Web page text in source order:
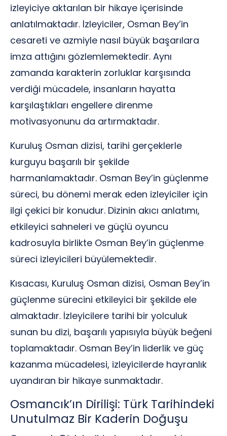
izleyiciye aktarılan bir hikaye içerisinde
anlatılmaktadır. İzleyiciler, Osman Bey’in
cesareti ve azmiyle nasıl büyük başarılara
imza attığını gözlemlemektedir. Aynı
zamanda karakterin zorluklar karşısında
verdiği mücadele, insanların hayatta
karşılaştıkları engellere direnme
motivasyonunu da artırmaktadır.
Kuruluş Osman dizisi, tarihi gerçeklerle
kurguyu başarılı bir şekilde
harmanlamaktadır. Osman Bey’in güçlenme
süreci, bu dönemi merak eden izleyiciler için
ilgi çekici bir konudur. Dizinin akıcı anlatımı,
etkileyici sahneleri ve güçlü oyuncu
kadrosuyla birlikte Osman Bey’in güçlenme
süreci izleyicileri büyülemektedir.
Kısacası, Kuruluş Osman dizisi, Osman Bey’in
güçlenme sürecini etkileyici bir şekilde ele
almaktadır. İzleyicilere tarihi bir yolculuk
sunan bu dizi, başarılı yapısıyla büyük beğeni
toplamaktadır. Osman Bey’in liderlik ve güç
kazanma mücadelesi, izleyicilerde hayranlık
uyandıran bir hikaye sunmaktadır.
Osmancık’ın Dirilişi: Türk Tarihindeki
Unutulmaz Bir Kaderin Doğuşu